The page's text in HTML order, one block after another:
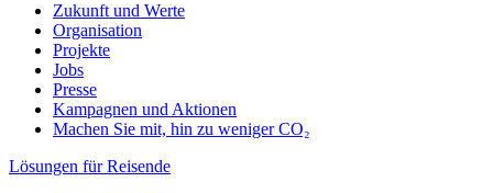
Zukunft und Werte
Organisation
Projekte
Jobs
Presse
Kampagnen und Aktionen
Machen Sie mit, hin zu weniger CO₂
Lösungen für Reisende